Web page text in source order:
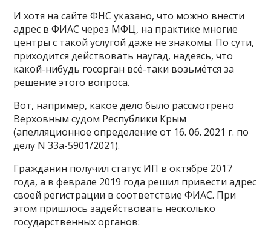
И хотя на сайте ФНС указано, что можно внести
адрес в ФИАС через МФЦ, на практике многие
центры с такой услугой даже не знакомы. По сути,
приходится действовать наугад, надеясь, что
какой-нибудь госорган всё-таки возьмётся за
решение этого вопроса.
Вот, например, какое дело было рассмотрено
Верховным судом Республики Крым
(апелляционное определение от 16. 06. 2021 г. по
делу N 33а-5901/2021).
Гражданин получил статус ИП в октябре 2017
года, а в феврале 2019 года решил привести адрес
своей регистрации в соответствие ФИАС. При
этом пришлось задействовать несколько
государственных органов: